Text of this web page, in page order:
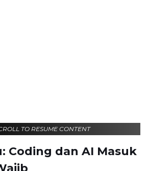
TO RESUME CONTENT
Coding dan AI Masuk